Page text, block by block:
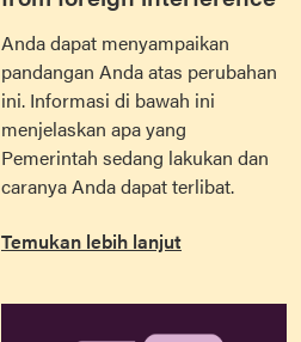
Anda dapat menyampaikan
pandangan Anda atas perubahan
ini. Informasi di bawah ini
menjelaskan apa yang
Pemerintah sedang lakukan dan
caranya Anda dapat terlibat.
Temukan lebih lanjut